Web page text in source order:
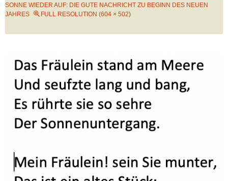
SONNE WIEDER AUF: DIE GUTE NACHRICHT ZU BEGINN DES NEUEN
JAHRES
FULL RESOLUTION (604 × 502)